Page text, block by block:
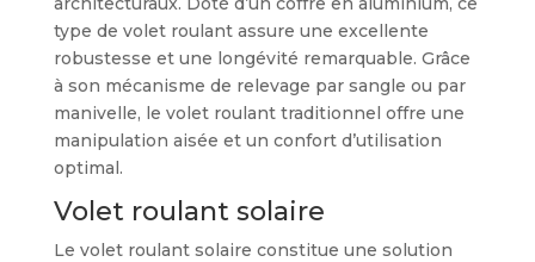
type de volet roulant assure une excellente
robustesse et une longévité remarquable. Grâce
à son mécanisme de relevage par sangle ou par
manivelle, le volet roulant traditionnel offre une
manipulation aisée et un confort d’utilisation
optimal.
Volet roulant solaire
Le volet roulant solaire constitue une solution